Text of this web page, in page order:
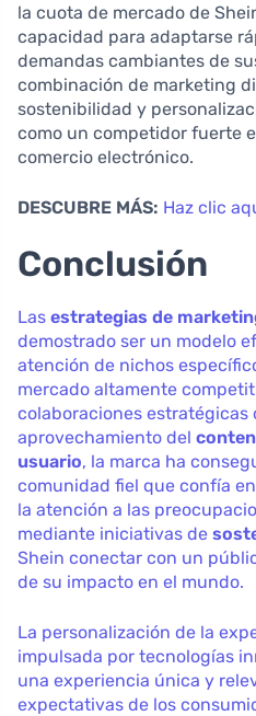
la cuota de mercado de
capacidad para adaptarse
demandas cambiantes de
combinación de marketing
sostenibilidad y
como un competidor fuerte
comercio electrónico.
DESCUBRE MÁS: Haz clic
Conclusión
Las estrategias de
demostrado ser un modelo
atención de nichos
mercado altamente
colaboraciones estratégicas
aprovechamiento del
usuario, la marca ha
comunidad fiel que confía
la atención a las
mediante iniciativas de
Shein conectar con un
de su impacto en el mundo.
La personalización de la
impulsada por tecnologías
una experiencia única y
expectativas de los